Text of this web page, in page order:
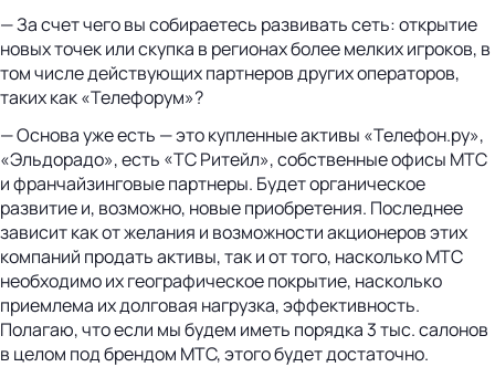
— За счет чего вы собираетесь развивать сеть: открытие
новых точек или скупка в регионах более мелких игроков, в
том числе действующих партнеров других операторов,
таких как «Телефорум»?
— Основа уже есть — это купленные активы «Телефон.ру»,
«Эльдорадо», есть «ТС Ритейл», собственные офисы МТС
и франчайзинговые партнеры. Будет органическое
развитие и, возможно, новые приобретения. Последнее
зависит как от желания и возможности акционеров этих
компаний продать активы, так и от того, насколько МТС
необходимо их географическое покрытие, насколько
приемлема их долговая нагрузка, эффективность.
Полагаю, что если мы будем иметь порядка 3 тыс. салонов
в целом под брендом МТС, этого будет достаточно.